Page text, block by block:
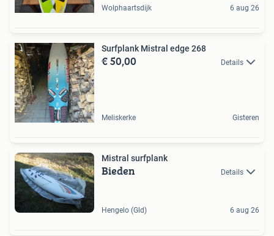
Wolphaartsdijk 6 aug 26
Surfplank Mistral edge 268
€ 50,00 Details
Meliskerke Gisteren
Mistral surfplank
Bieden Details
Hengelo (Gld) 6 aug 26